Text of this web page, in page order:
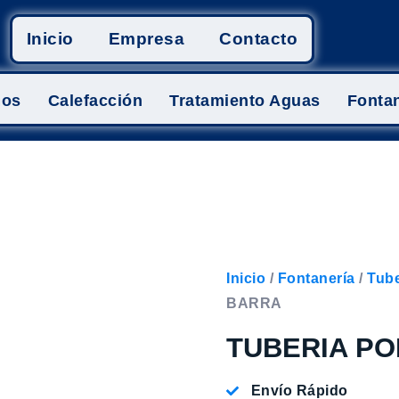
Inicio Empresa Contacto
Calefacción Tratamiento Aguas
Inicio / Fontanería /
BARRA
TUBERIA
Envío Rápido